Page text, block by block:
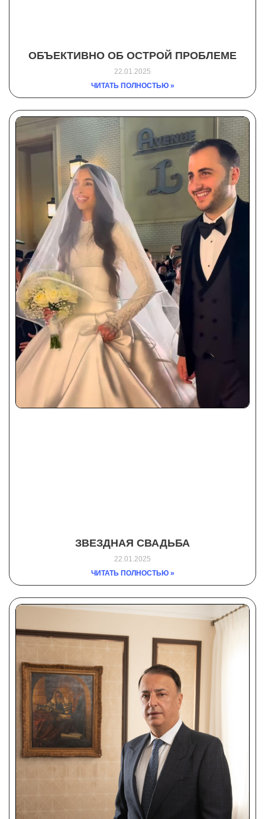
ОБЪЕКТИВНО ОБ ОСТРОЙ ПРОБЛЕМЕ
22.01.2025
ЧИТАТЬ ПОЛНОСТЬЮ »
ЗВЕЗДНАЯ СВАДЬБА
22.01.2025
ЧИТАТЬ ПОЛНОСТЬЮ »